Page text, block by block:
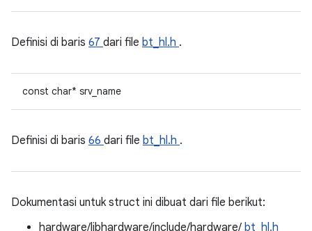
Definisi di baris 67 dari file bt_hl.h .
const char* srv_name
Definisi di baris 66 dari file bt_hl.h .
Dokumentasi untuk struct ini dibuat dari file berikut:
hardware/libhardware/include/hardware/ bt_hl.h